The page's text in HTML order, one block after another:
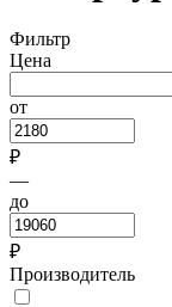
Фильтр
Цена
от
₽
—
до
₽
Производитель